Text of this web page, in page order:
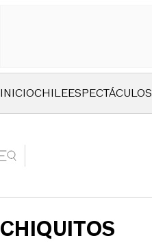
INICIOCHILEESPECTÁCULOS
CHIQUITOS